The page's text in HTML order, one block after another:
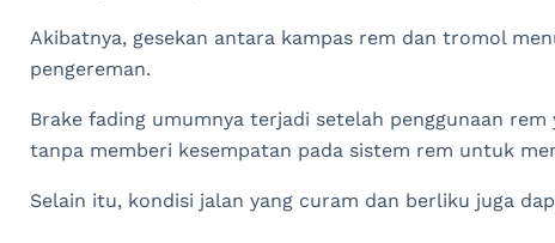
Akibatnya, gesekan antara kampas rem dan tromol
pengereman.
Brake fading umumnya terjadi setelah penggunaan
tanpa memberi kesempatan pada sistem rem untuk
Selain itu, kondisi jalan yang curam dan berliku juga